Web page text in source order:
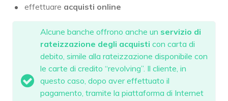
effettuare acquisti online
Alcune banche offrono anche un servizio di
rateizzazione degli acquisti con carta di
debito, simile alla rateizzazione disponibile con
le carte di credito “revolving”. Il cliente, in
questo caso, dopo aver effettuato il
pagamento, tramite la piattaforma di Internet